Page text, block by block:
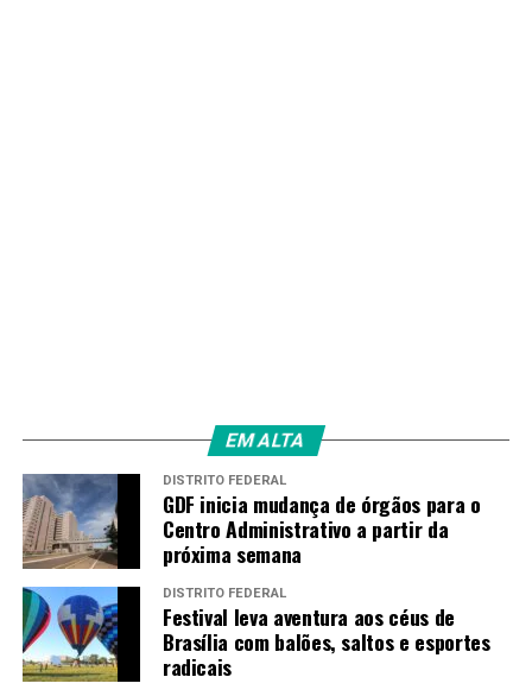
EM ALTA
DISTRITO FEDERAL
GDF inicia mudança de órgãos para o
Centro Administrativo a partir da
próxima semana
DISTRITO FEDERAL
Festival leva aventura aos céus de
Brasília com balões, saltos e esportes
radicais